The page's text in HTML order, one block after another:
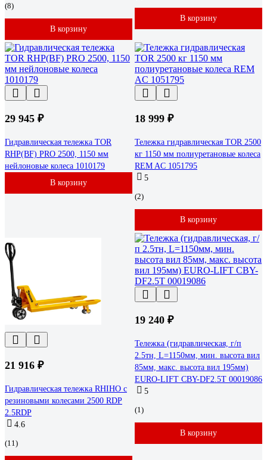
(8)
В корзину
В корзину
29 945 ₽
Гидравлическая тележка TOR
RHP(BF) PRO 2500, 1150 мм
нейлоновые колеса 1010179
В корзину
18 999 ₽
Тележка гидравлическая TOR 2500
кг 1150 мм полиуретановые колеса
REM AC 1051795
5
(2)
В корзину
21 916 ₽
Гидравлическая тележка RHIHO с
резиновыми колесами 2500 RDP
2.5RDP
4.6
(11)
19 240 ₽
Тележка (гидравлическая, г/п
2.5тн, L=1150мм, мин. высота вил
85мм, макс. высота вил 195мм)
EURO-LIFT CBY-DF2.5T 00019086
5
(1)
В корзину